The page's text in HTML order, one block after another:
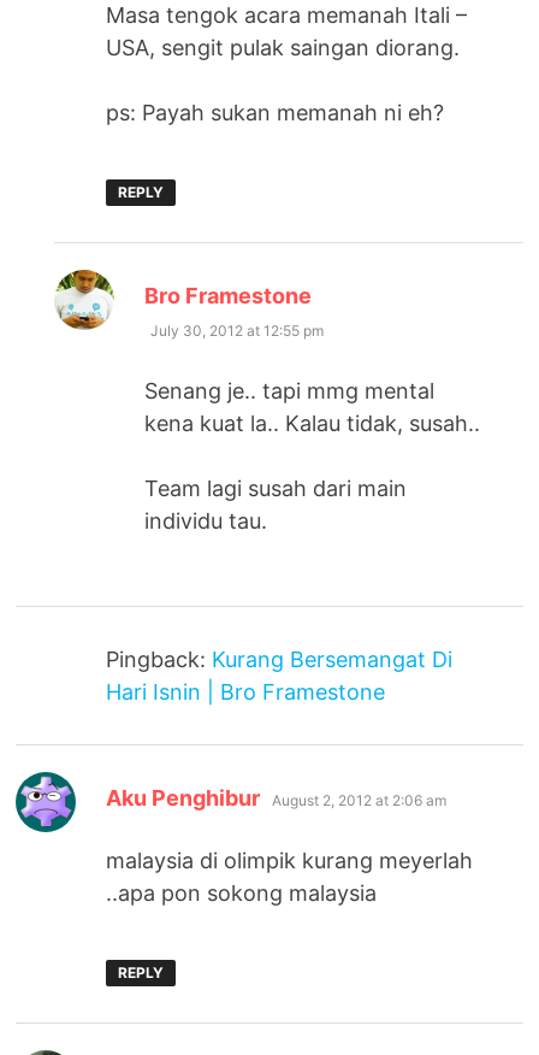
Masa tengok acara memanah Itali –
USA, sengit pulak saingan diorang.
ps: Payah sukan memanah ni eh?
REPLY
Bro Framestone
July 30, 2012 at 12:55 pm
Senang je.. tapi mmg mental
kena kuat la.. Kalau tidak, susah..
Team lagi susah dari main
individu tau.
Pingback: Kurang Bersemangat Di
Hari Isnin | Bro Framestone
Aku Penghibur says:
August 2, 2012 at 2:06 am
malaysia di olimpik kurang meyerlah
..apa pon sokong malaysia
REPLY